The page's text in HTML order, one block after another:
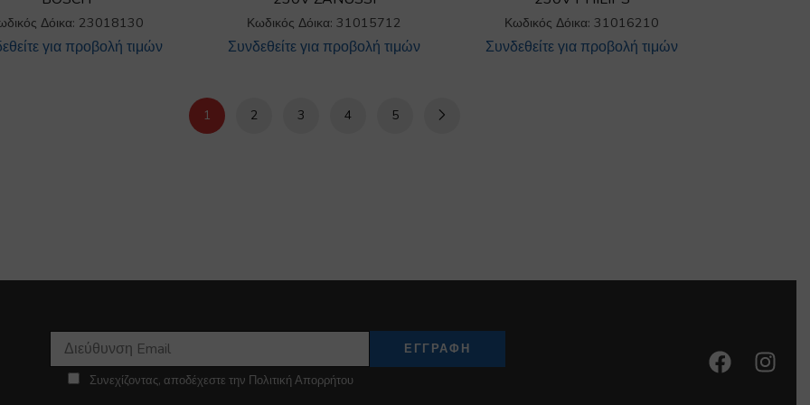
Δόικα: 23018130
για προβολή τιμών
Κωδικός Δόικα: 31015712
Συνδεθείτε για προβολή τιμών
Κωδικός Δόικα: 31016210
Συνδεθείτε για προβολή τιμών
1 2 3 4 5
Συνεχίζοντας, αποδέχεστε την Πολιτική Απορρήτου